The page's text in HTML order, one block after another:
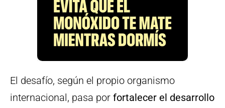
El desafío, según el propio organismo
internacional, pasa por fortalecer el desarrollo